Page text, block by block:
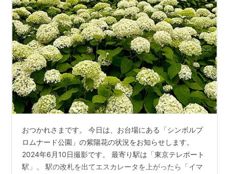
おつかれさまです。 今日は、お台場にある「シンボルプ
ロムナード公園」の紫陽花の状況をお知らせします。
2024年6月10日撮影です。 最寄り駅は「東京テレポート
駅」。 駅の改札を出てエスカレータを上がったら「イマ